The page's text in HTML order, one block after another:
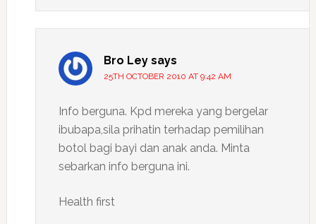
Bro Ley says
25TH OCTOBER 2010 AT 9:42 AM
Info berguna. Kpd mereka yang bergelar
ibubapa,sila prihatin terhadap pemilihan
botol bagi bayi dan anak anda. Minta
sebarkan info berguna ini.
Health first